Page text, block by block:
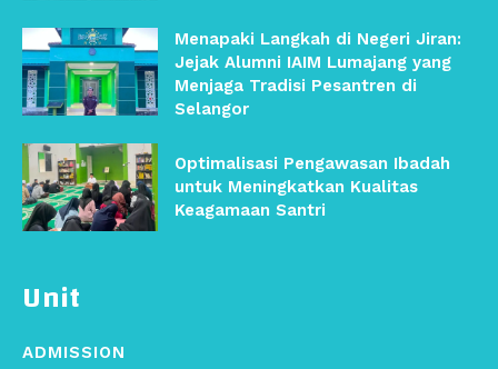
Unit
ADMISSION
Menapaki Langkah di Negeri Jiran:
Jejak Alumni IAIM Lumajang yang
Menjaga Tradisi Pesantren di
Selangor
Optimalisasi Pengawasan Ibadah
untuk Meningkatkan Kualitas
Keagamaan Santri